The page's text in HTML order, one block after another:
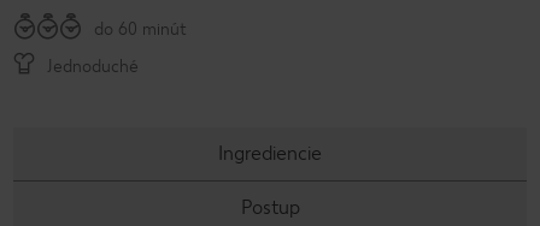
do 60 minút
Jednoduché
Ingrediencie
Postup